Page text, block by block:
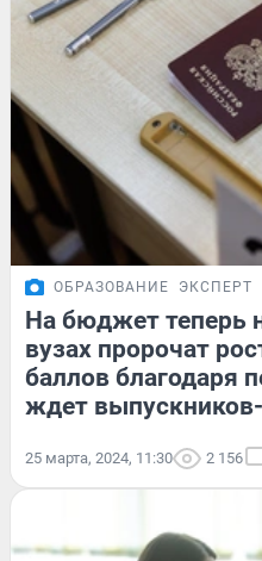
ОБРАЗОВАНИЕ ЭКСПЕРТ
На бюджет теперь
вузах пророчат
баллов благодаря
ждет
25 марта, 2024, 11:30 2 156